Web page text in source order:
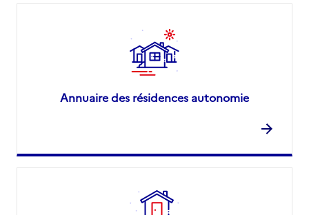
Annuaire des résidences autonomie